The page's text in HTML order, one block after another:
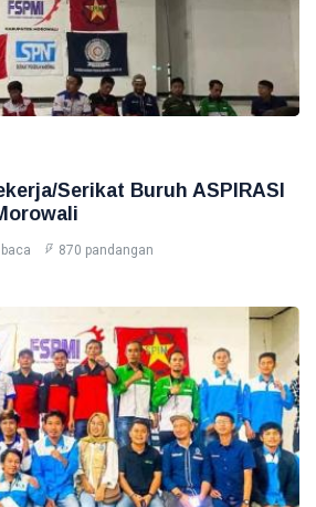
Serikat Buruh ASPIRASI
870 pandangan